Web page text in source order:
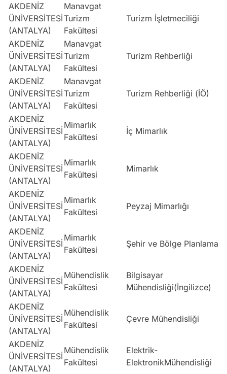
AKDENİZ
ÜNİVERSİTESİ
(ANTALYA)
Manavgat
Turizm
Fakültesi
Turizm İşletmeciliği
AKDENİZ
ÜNİVERSİTESİ
(ANTALYA)
Manavgat
Turizm
Fakültesi
Turizm Rehberliği
AKDENİZ
ÜNİVERSİTESİ
(ANTALYA)
Manavgat
Turizm
Fakültesi
Turizm Rehberliği (İÖ)
AKDENİZ
ÜNİVERSİTESİ
(ANTALYA)
Mimarlık
Fakültesi
İç Mimarlık
AKDENİZ
ÜNİVERSİTESİ
(ANTALYA)
Mimarlık
Fakültesi
Mimarlık
AKDENİZ
ÜNİVERSİTESİ
(ANTALYA)
Mimarlık
Fakültesi
Peyzaj Mimarlığı
AKDENİZ
ÜNİVERSİTESİ
(ANTALYA)
Mimarlık
Fakültesi
Şehir ve Bölge Planlama
AKDENİZ
ÜNİVERSİTESİ
(ANTALYA)
Mühendislik
Fakültesi
Bilgisayar
Mühendisliği(İngilizce)
AKDENİZ
ÜNİVERSİTESİ
(ANTALYA)
Mühendislik
Fakültesi
Çevre Mühendisliği
AKDENİZ
ÜNİVERSİTESİ
(ANTALYA)
Mühendislik
Fakültesi
Elektrik-
ElektronikMühendisliği